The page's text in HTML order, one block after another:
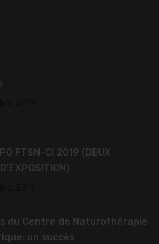
FTSN-CI 2019 (DEUX
du Centre de Naturothérapie
un succès